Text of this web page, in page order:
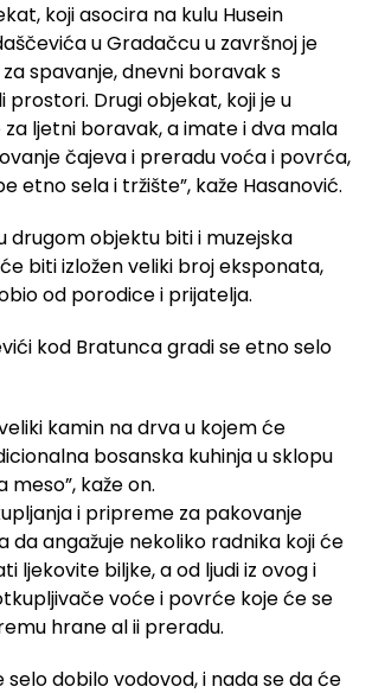
koji asocira na kulu Husein
u Gradačcu u završnoj je
za spavanje, dnevni boravak s
prostori. Drugi objekat, koji je u
za ljetni boravak, a imate i dva mala
čajeva i preradu voća i povrća,
etno sela i tržište”, kaže Hasanović.
drugom objektu biti i muzejska
biti izložen veliki broj eksponata,
od porodice i prijatelja.
kamin na drva u kojem će
bosanska kuhinja u sklopu
meso”, kaže on.
i pripreme za pakovanje
da angažuje nekoliko radnika koji će
ljekovite biljke, a od ljudi iz ovog i
voće i povrće koje će se
hrane al ii preradu.
selo dobilo vodovod, i nada se da će